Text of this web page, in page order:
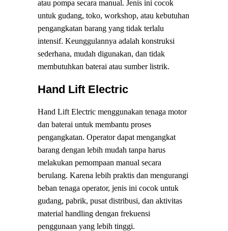
atau pompa secara manual. Jenis ini cocok
untuk gudang, toko, workshop, atau kebutuhan
pengangkatan barang yang tidak terlalu
intensif. Keunggulannya adalah konstruksi
sederhana, mudah digunakan, dan tidak
membutuhkan baterai atau sumber listrik.
Hand Lift Electric
Hand Lift Electric menggunakan tenaga motor
dan baterai untuk membantu proses
pengangkatan. Operator dapat mengangkat
barang dengan lebih mudah tanpa harus
melakukan pemompaan manual secara
berulang. Karena lebih praktis dan mengurangi
beban tenaga operator, jenis ini cocok untuk
gudang, pabrik, pusat distribusi, dan aktivitas
material handling dengan frekuensi
penggunaan yang lebih tinggi.